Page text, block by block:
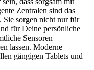
Zentralen sind das
Sie sorgen nicht nur für
für Deine persönliche
Sensoren
lassen. Moderne
gängigen Tablets und